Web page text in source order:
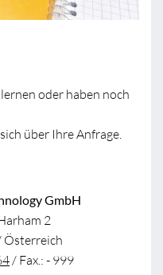
oder haben noch
über Ihre Anfrage.
GmbH
2
Österreich
/ Fax.: - 999